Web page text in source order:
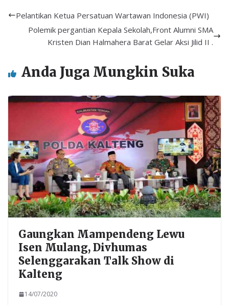
b
o
k
er l s
A
p
p
e
Pelantikan Ketua Persatuan Wartawan Indonesia (PWI)
Polemik pergantian Kepala Sekolah,Front Alumni SMA
Kristen Dian Halmahera Barat Gelar Aksi Jilid II .
Anda Juga Mungkin Suka
Gaungkan Mampendeng Lewu
Isen Mulang, Divhumas
Selenggarakan Talk Show di
Kalteng
14/07/2020